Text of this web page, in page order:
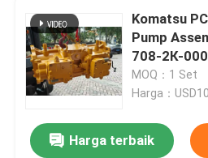
Rumah
Komatsu
Pump
708-2К-
Excavator
Pump
MOQ：1 Set
Harga：
Harga terbaik